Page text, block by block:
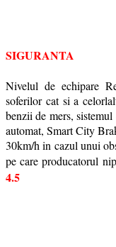
SIGURANTA
Nivelul de echipare
soferilor cat si a
benzii de mers, sistemul
automat, Smart City
30km/h in cazul unui
pe care producatorul
4.5